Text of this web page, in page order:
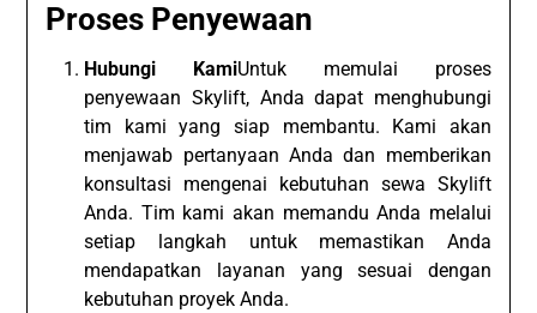
Proses Penyewaan
Hubungi KamiUntuk memulai proses
penyewaan Skylift, Anda dapat menghubungi
tim kami yang siap membantu. Kami akan
menjawab pertanyaan Anda dan memberikan
konsultasi mengenai kebutuhan sewa Skylift
Anda. Tim kami akan memandu Anda melalui
setiap langkah untuk memastikan Anda
mendapatkan layanan yang sesuai dengan
kebutuhan proyek Anda.